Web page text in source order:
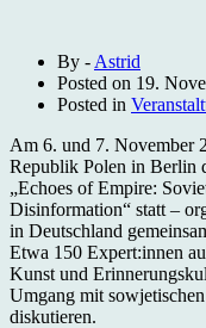
By - Astrid
Posted on 19.
Posted in
Am 6. und 7. November
Republik Polen in Berlin
„Echoes of Empire:
Disinformation“ statt –
in Deutschland
Etwa 150 Expert:innen
Kunst und
Umgang mit
diskutieren.